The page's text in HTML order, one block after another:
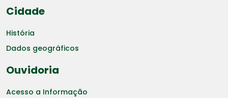
Cidade
História
Dados geográficos
Ouvidoria
Acesso a Informação